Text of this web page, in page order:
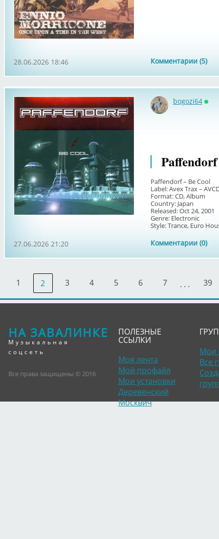
Комментарии (5)
28.06.2026 18:46
bogozi64
Paffendorf – Be Cool
Label: Avex Trax –
Format: CD, Album
Country: Japan
Released: Oct 24, 2001
Genre: Electronic
Style: Trance, Euro
Комментарии (0)
27.06.2026 21:20
1 2 3 4 5 6 7 . . . 39
НА ЗАВАЛИНКЕ
Музыкальная
соцсеть
Все права защищены © 2016
ПОЛЕЗНЫЕ
ССЫЛКИ
Моя лента
Мой профайл
Мои установки
Деревенский
Москвич
Мои
Все